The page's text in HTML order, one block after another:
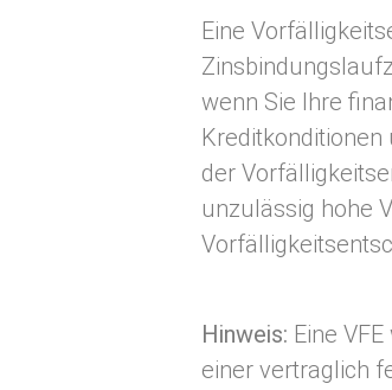
Eine
wenn Sie Ihre
der
unzulässig hohe
Hinweis: Eine
einer vertraglich